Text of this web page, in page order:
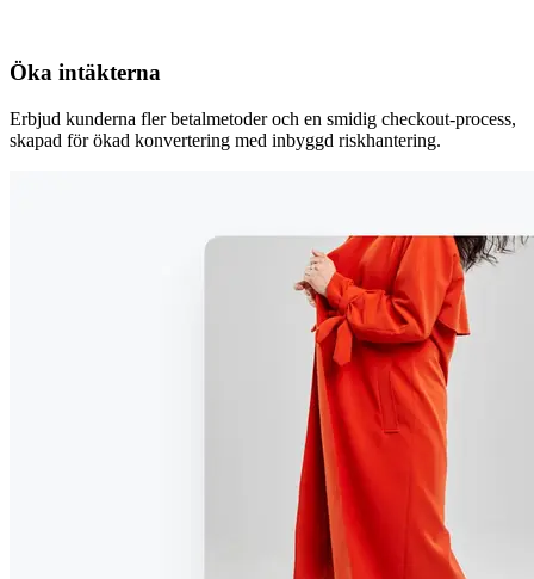
Öka intäkterna
Erbjud kunderna fler betalmetoder och en smidig checkout-process,
skapad för ökad konvertering med inbyggd riskhantering.